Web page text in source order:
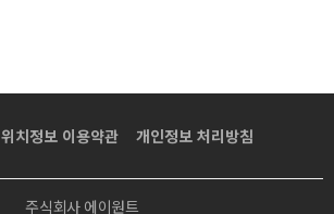
위치정보 이용약관 개인정보 처리방침
주식회사 에이원트